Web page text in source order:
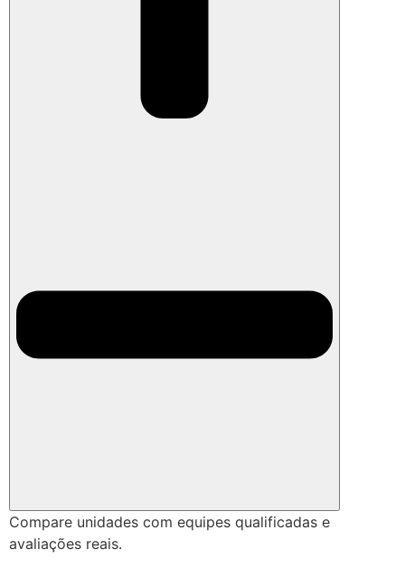
Compare unidades com equipes qualificadas e
avaliações reais.